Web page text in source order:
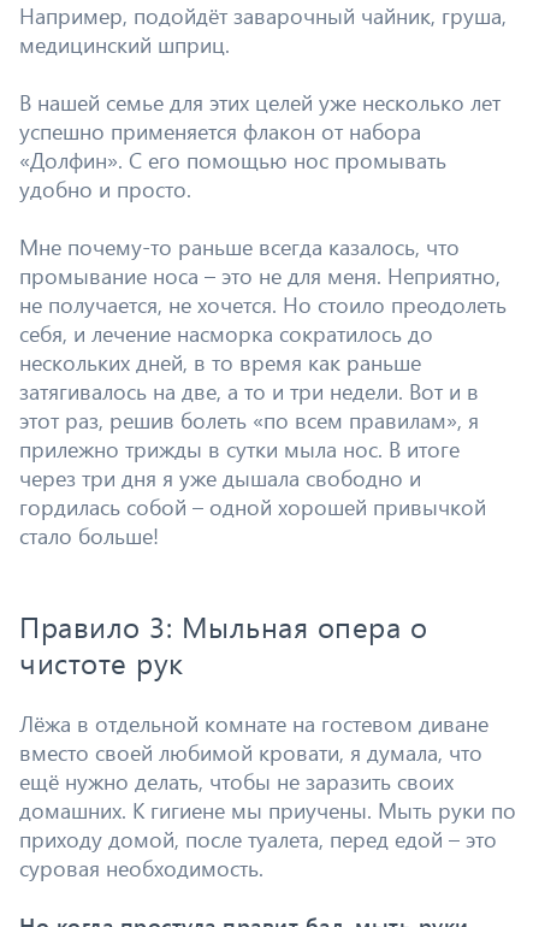
Например, подойдёт заварочный чайник, груша,
медицинский шприц.
В нашей семье для этих целей уже несколько лет
успешно применяется флакон от набора
«Долфин». С его помощью нос промывать
удобно и просто.
Мне почему-то раньше всегда казалось, что
промывание носа – это не для меня. Неприятно,
не получается, не хочется. Но стоило преодолеть
себя, и лечение насморка сократилось до
нескольких дней, в то время как раньше
затягивалось на две, а то и три недели. Вот и в
этот раз, решив болеть «по всем правилам», я
прилежно трижды в сутки мыла нос. В итоге
через три дня я уже дышала свободно и
гордилась собой – одной хорошей привычкой
стало больше!
Правило 3: Мыльная опера о
чистоте рук
Лёжа в отдельной комнате на гостевом диване
вместо своей любимой кровати, я думала, что
ещё нужно делать, чтобы не заразить своих
домашних. К гигиене мы приучены. Мыть руки по
приходу домой, после туалета, перед едой – это
суровая необходимость.